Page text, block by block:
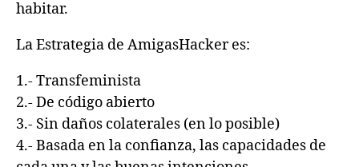
habitar.
La Estrategia de AmigasHacker es:
1.- Transfeminista
2.- De código abierto
3.- Sin daños colaterales (en lo posible)
4.- Basada en la confianza, las capacidades de